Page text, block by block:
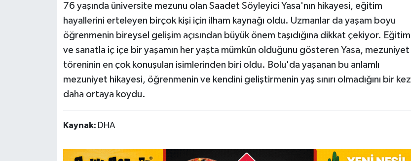
76 yaşında üniversite mezunu olan Saadet Söyleyici Yasa'nın hikayesi, eğitim
hayallerini erteleyen birçok kişi için ilham kaynağı oldu. Uzmanlar da yaşam boyu
öğrenmenin bireysel gelişim açısından büyük önem taşıdığına dikkat çekiyor. Eğitim
ve sanatla iç içe bir yaşamın her yaşta mümkün olduğunu gösteren Yasa, mezuniyet
töreninin en çok konuşulan isimlerinden biri oldu. Bolu'da yaşanan bu anlamlı
mezuniyet hikayesi, öğrenmenin ve kendini geliştirmenin yaş sınırı olmadığını bir kez
daha ortaya koydu.
Kaynak: DHA